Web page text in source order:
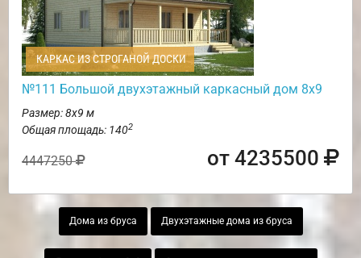
КАРКАС ИЗ СТРОГАНОЙ ДОСКИ
№111 Большой двухэтажный каркасный дом 8х9
Размер: 8х9 м
Общая площадь: 1402
4447250 от 4235500
Дома из бруса Двухэтажные дома из бруса